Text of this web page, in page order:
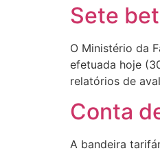
Sete
O Ministério da
efetuada hoje
relatórios de
Conta
A bandeira